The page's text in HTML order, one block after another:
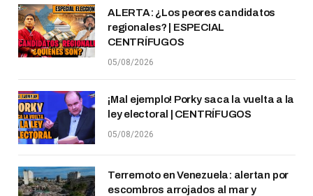
ALERTA: ¿Los peores candidatos
regionales? | ESPECIAL
CENTRÍFUGOS
05/08/2026
¡Mal ejemplo! Porky saca la vuelta a la
ley electoral | CENTRÍFUGOS
05/08/2026
Terremoto en Venezuela: alertan por
escombros arrojados al mar y